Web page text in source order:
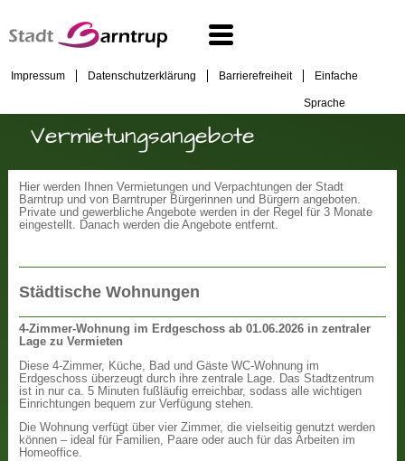
Impressum Datenschutzerklärung Barrierefreiheit Einfache
Sprache
Vermietungsangebote
Hier werden Ihnen Vermietungen und Verpachtungen der Stadt
Barntrup und von Barntruper Bürgerinnen und Bürgern angeboten.
Private und gewerbliche Angebote werden in der Regel für 3 Monate
eingestellt. Danach werden die Angebote entfernt.
Städtische Wohnungen
4-Zimmer-Wohnung im Erdgeschoss ab 01.06.2026 in zentraler
Lage zu Vermieten
Diese 4-Zimmer, Küche, Bad und Gäste WC-Wohnung im
Erdgeschoss überzeugt durch ihre zentrale Lage. Das Stadtzentrum
ist in nur ca. 5 Minuten fußläufig erreichbar, sodass alle wichtigen
Einrichtungen bequem zur Verfügung stehen.
Die Wohnung verfügt über vier Zimmer, die vielseitig genutzt werden
können – ideal für Familien, Paare oder auch für das Arbeiten im
Homeoffice.